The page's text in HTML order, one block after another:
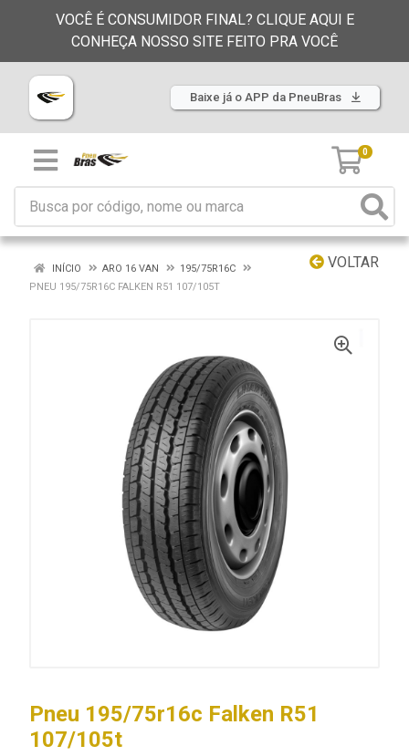
VOCÊ É CONSUMIDOR FINAL? CLIQUE AQUI E
CONHEÇA NOSSO SITE FEITO PRA VOCÊ
Baixe já o APP da PneuBras
0
VOLTAR
INÍCIO ARO 16 VAN
195/75R16C
PNEU 195/75R16C FALKEN R51 107/105T
Pneu 195/75r16c Falken R51
107/105t